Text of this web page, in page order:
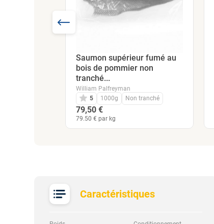
Saumon supérieur fumé au
bois de pommier non
tranché...
William Palfreyman
5
1000g Non tranché
79,50 €
79.50 € par kg
Caractéristiques